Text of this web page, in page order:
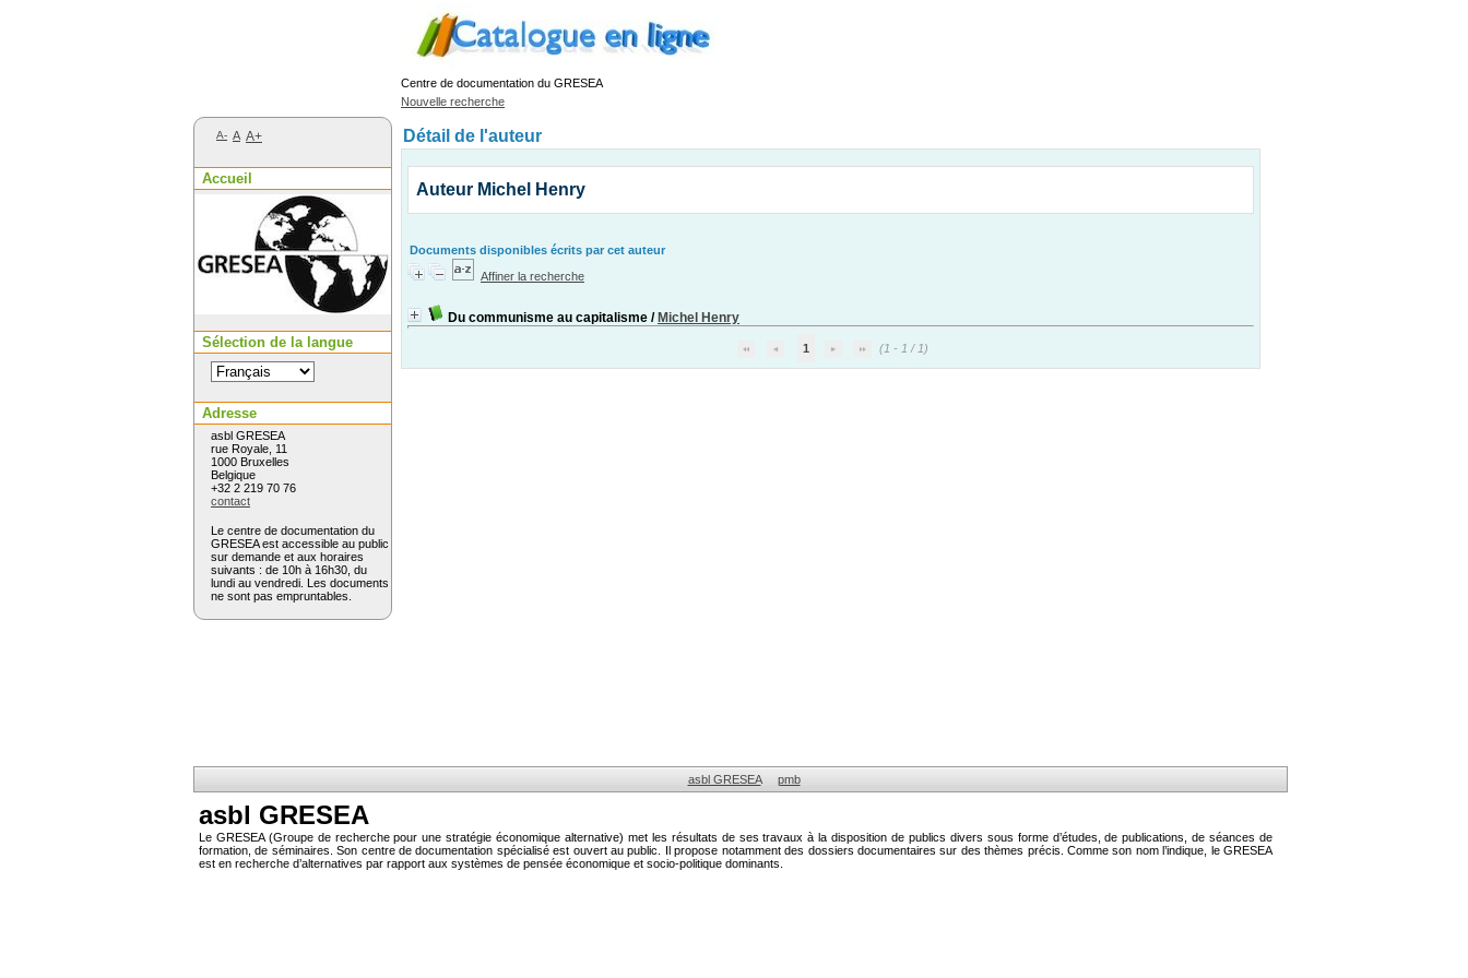
Centre de documentation du GRESEA
Nouvelle recherche
Détail de l'auteur
Auteur Michel Henry
Documents disponibles écrits par cet auteur
Affiner la recherche
Du communisme au capitalisme / Michel Henry
1 (1 - 1 / 1)
asbl GRESEA pmb
asbl GRESEA
Le GRESEA (Groupe de recherche pour une stratégie économique alternative) met les résultats de ses travaux à la disposition de publics divers sous forme d’études, de publications, de séances de
formation, de séminaires. Son centre de documentation spécialisé est ouvert au public. Il propose notamment des dossiers documentaires sur des thèmes précis. Comme son nom l’indique, le GRESEA
est en recherche d’alternatives par rapport aux systèmes de pensée économique et socio-politique dominants.
A- A A+
Accueil
Sélection de la langue
Adresse
asbl GRESEA
rue Royale, 11
1000 Bruxelles
Belgique
+32 2 219 70 76
contact
Le centre de documentation du
GRESEA est accessible au public
sur demande et aux horaires
suivants : de 10h à 16h30, du
lundi au vendredi. Les documents
ne sont pas empruntables.